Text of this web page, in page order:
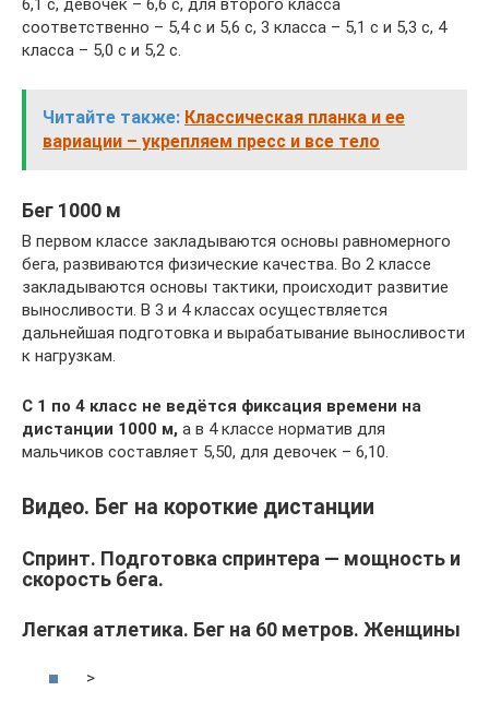
соответственно – 5,4 с и 5,6 с, 3 класса – 5,1 с и 5,3 с, 4
класса – 5,0 с и 5,2 с.
Читайте также: Классическая планка и ее
вариации – укрепляем пресс и все тело
Бег 1000 м
В первом классе закладываются основы равномерного
бега, развиваются физические качества. Во 2 классе
закладываются основы тактики, происходит развитие
выносливости. В 3 и 4 классах осуществляется
дальнейшая подготовка и вырабатывание выносливости
к нагрузкам.
С 1 по 4 класс не ведётся фиксация времени на
дистанции 1000 м, а в 4 классе норматив для
мальчиков составляет 5,50, для девочек – 6,10.
Видео. Бег на короткие дистанции
Спринт. Подготовка спринтера — мощность и
скорость бега.
Легкая атлетика. Бег на 60 метров. Женщины
>